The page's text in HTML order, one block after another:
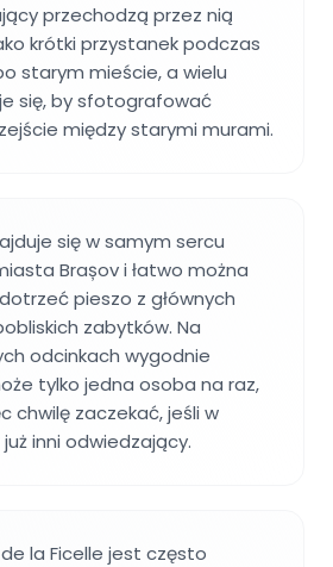
przechodzą przez nią
krótki przystanek podczas
starym mieście, a wielu
się, by sfotografować
między starymi murami.
się w samym sercu
Brașov i łatwo można
pieszo z głównych
zabytków. Na
odcinkach wygodnie
tylko jedna osoba na raz,
chwilę zaczekać, jeśli w
inni odwiedzający.
la Ficelle jest często